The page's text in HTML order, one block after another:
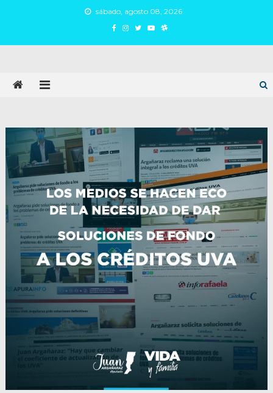
sábado, agosto 08, 2026